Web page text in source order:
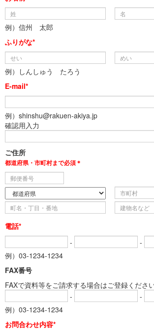
例）信州 太郎
ふりがな*
例）しんしゅう たろう
E-mail*
例）shinshu@rakuen-akiya.jp
確認用入力
ご住所
都道府県・市町村まで必須＊
電話*
-
-
例）03-1234-1234
FAX番号
FAXで資料等をご請求する場合はご登録ください
-
-
例）03-1234-1234
お問合わせ内容*